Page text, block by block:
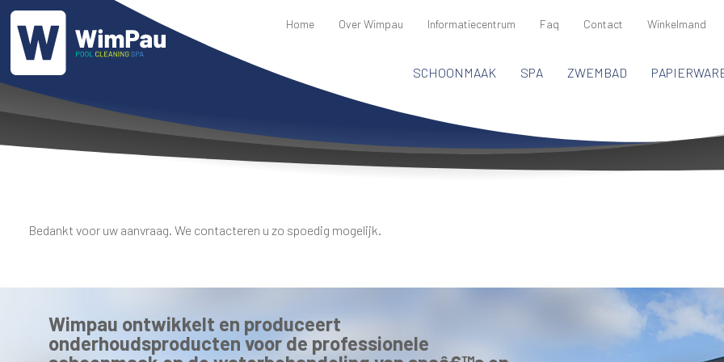
Home Over Wimpau Informatiecentrum Faq Contact Winkelmand
SCHOONMAAK SPA ZWEMBAD
Bedankt voor uw aanvraag. We contacteren u zo spoedig mogelijk.
Wimpau ontwikkelt en produceert
onderhoudsproducten voor de professionele